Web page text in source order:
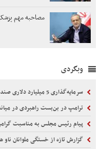
مصاحبه مهم
وبگردی
سرمایه‌گذاری 5 میلیارد دلاری صندوق توسعه ملی
ترامپ در بن‌بست راهبردی در
پیام رئیس مجلس به مناسبت
گزارش تازه از خستگی ملوانان ناو